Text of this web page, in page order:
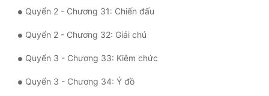
Xuyên Không
Xuyên Nhanh
Xuyên Sách
Xuyên Thư
Quyển 2 - Chương 31: Chiến đấu
Quyển 2 - Chương 32: Giải chú
Quyển 3 - Chương 33: Kiêm chức
Quyển 3 - Chương 34: Ý đồ